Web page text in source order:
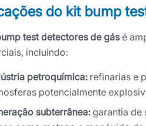
do kit bump
test detectores de gásé
incluindo:
petroquímica: refinarias e
potencialmente
subterrânea:garantia de